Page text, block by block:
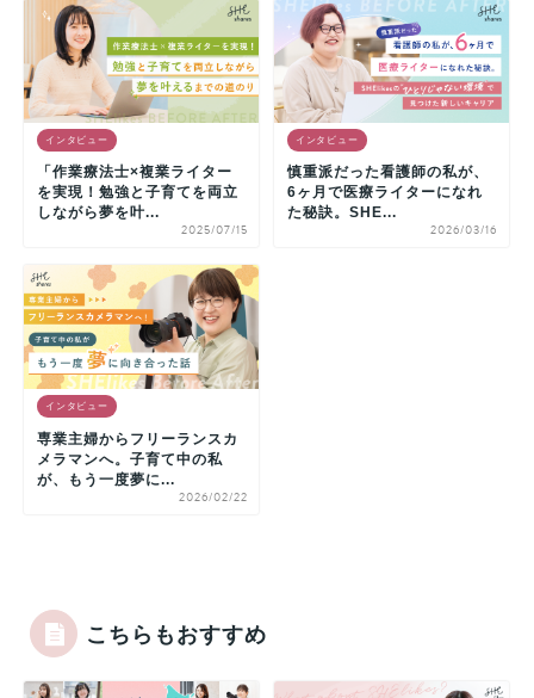
インタビュー
「作業療法士×複業ライター
を実現！勉強と子育てを両立
しながら夢を叶...
2025/07/15
インタビュー
慎重派だった看護師の私が、
6ヶ月で医療ライターになれ
た秘訣。SHE...
2026/03/16
インタビュー
専業主婦からフリーランスカ
メラマンへ。子育て中の私
が、もう一度夢に...
2026/02/22
こちらもおすすめ